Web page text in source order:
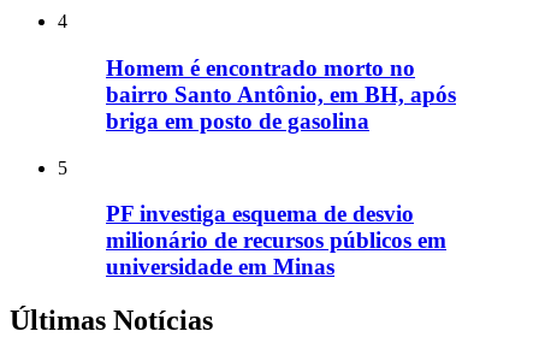
4
Homem é encontrado morto no
bairro Santo Antônio, em BH, após
briga em posto de gasolina
5
PF investiga esquema de desvio
milionário de recursos públicos em
universidade em Minas
Últimas Notícias